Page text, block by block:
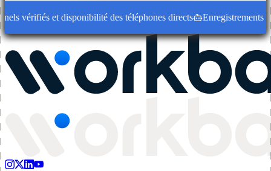
vérifiés et disponibilité des téléphones directs Enregistrements